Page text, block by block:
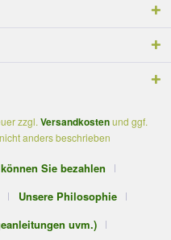
zzgl. Versandkostenund ggf.
anders beschrieben
Sie bezahlen
Unsere Philosophie
uvm.)